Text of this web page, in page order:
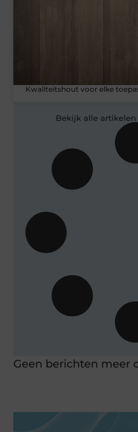
Kwaliteitshout voor elke
Bekijk alle
Geen berichten meer